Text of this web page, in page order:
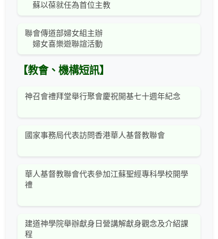
蘇以葆就任為首位主教
聯會傳道部婦女組主辦
婦女喜樂遊聯諠活動
【教會、機構短訊】
神召會禮拜堂舉行聚會慶祝開基七十週年紀念
國家事務局代表訪問香港華人基督教聯會
華人基督教聯會代表參加江蘇聖經專科學校開學
禮
建道神學院舉辦獻身日營講解獻身觀念及介紹課
程